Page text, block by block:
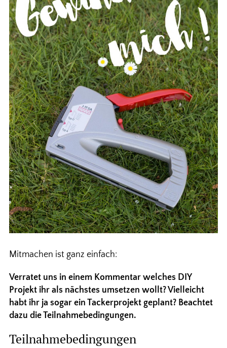
Mitmachen ist ganz einfach:
Verratet uns in einem Kommentar welches DIY
Projekt ihr als nächstes umsetzen wollt? Vielleicht
habt ihr ja sogar ein Tackerprojekt geplant? Beachtet
dazu die Teilnahmebedingungen.
Teilnahmebedingungen